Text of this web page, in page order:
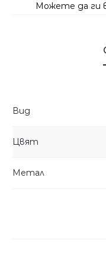
Можете да ги
Вид
Цвят
Метал